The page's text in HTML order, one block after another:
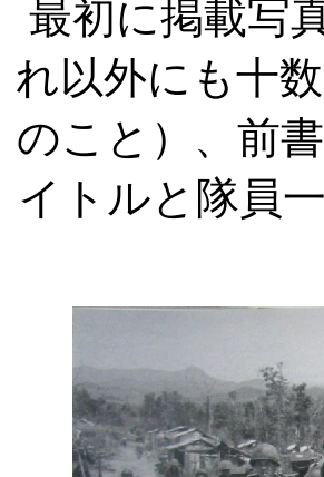
最初に掲載写
れ以外にも十
のこと）、前
イトルと隊員